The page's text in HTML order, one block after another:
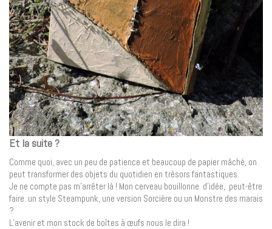
Et la suite ?
Comme quoi, avec un peu de patience et beaucoup de papier mâché, on
peut transformer des objets du quotidien en trésors fantastiques.
Je ne compte pas m’arrêter là ! Mon cerveau bouillonne d’idée, peut-être
faire un style Steampunk, une version Sorcière ou un Monstre des marais
?
L’avenir et mon stock de boîtes à œufs nous le dira !